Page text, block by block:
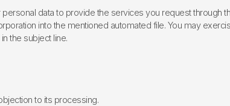
data to provide the services you request through
into the mentioned automated file. You may
the subject line.
to its processing.